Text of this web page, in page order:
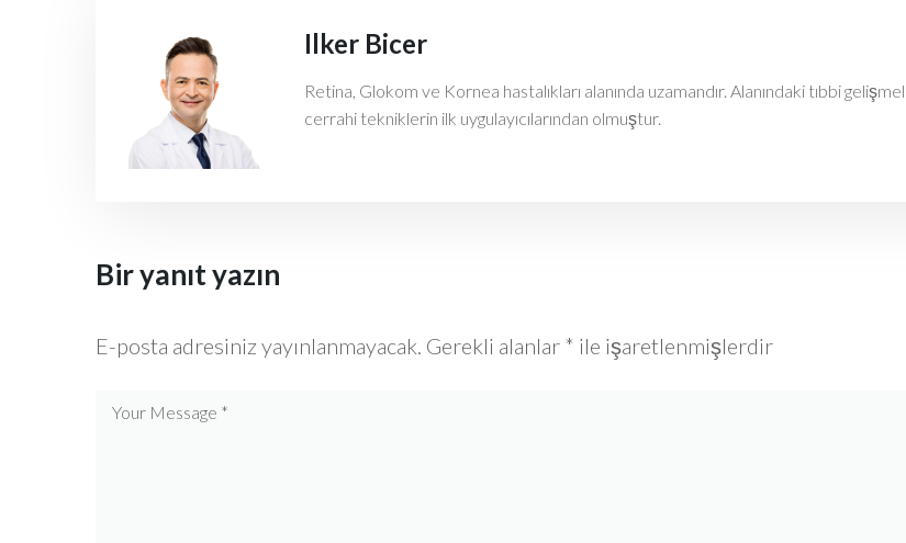
Ilker Bicer
Retina, Glokom ve Kornea hastalıkları alanında uzamandır. Alanındaki tıbbi
cerrahi tekniklerin ilk uygulayıcılarından olmuştur.
Bir yanıt yazın
E-posta adresiniz yayınlanmayacak. Gerekli alanlar * ile işaretlenmişlerdir